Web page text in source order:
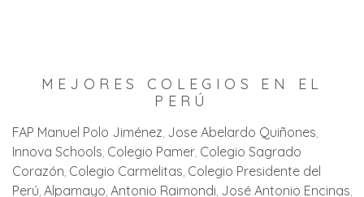
MEJORES COLEGIOS EN EL
PERÚ
FAP Manuel Polo Jiménez Jose Abelardo Quiñones
Innova Schools Colegio Pamer Colegio Sagrado
Corazón Colegio Carmelitas Colegio Presidente del
Perú Alpamayo Antonio Raimondi José Antonio Encinas